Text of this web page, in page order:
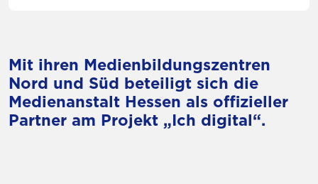
Mit ihren Medienbildungszentren
Nord und Süd beteiligt sich die
Medienanstalt Hessen als offizieller
Partner am Projekt „Ich digital“.